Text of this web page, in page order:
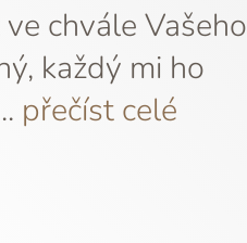
chvále Vašeho
každý mi ho
přečíst celé